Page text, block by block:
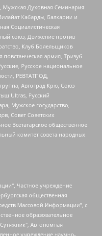
Мужская Духовная Семинария
Кабарды, Балкарии и
Социалистическая
союз, Движение против
Клуб Болельщиков
армия, Тризуб
Русское национальное
РЕВТАТПОД,
Автоград Крю, Союз
Ultras, Русский
Мужское государство,
Совет Советских
Всетатарское общественное
комитет совета народных
некоммерческая организация Краснодарский центр современного искусства "Типография", Моргенштерн Алишер Тагирович, Соболь Любовь Эдуардовна, Общество с ограниченной ответственностью "ЛИЗА НОРМ", Каспаров Гарри Кимович, Ходорковский Михаил Борисович, Общество с ограниченной ответственностью "Апрельские тезисы", Данилович Ирина Брониславовна, Кашин Олег Владимирович, Петров Николай Владимирович, Пивоваров Алексей Владимирович, Соколов Михаил Владимирович, Цветкова Юлия Владимировна, Чичваркин Евгений Александрович, Комитет против пыток/Команда против пыток, Общество с ограниченной ответственностью "Первый научный", Общество с ограниченной ответственностью "Вертолет и ко", Белоцерковская Вероника Борисовна, Кац Максим Евгеньевич, Лазарева Татьяна Юрьевна, Шаведдинов Руслан Табризович, Яшин Илья Валерьевич, Общество с ограниченной ответственностью "Иноагент ААВ", Алешковский Дмитрий Петрович, Альбац Евгения Марковна, Быков Дмитрий Львович, Галямина Юлия Евгеньевна, Лойко Сергей Леонидович, Мартынов Кирилл Константинович, Медведев Сергей Александрович, Крашенинников Федор Геннадиевич, Гордеева Катерина Вл